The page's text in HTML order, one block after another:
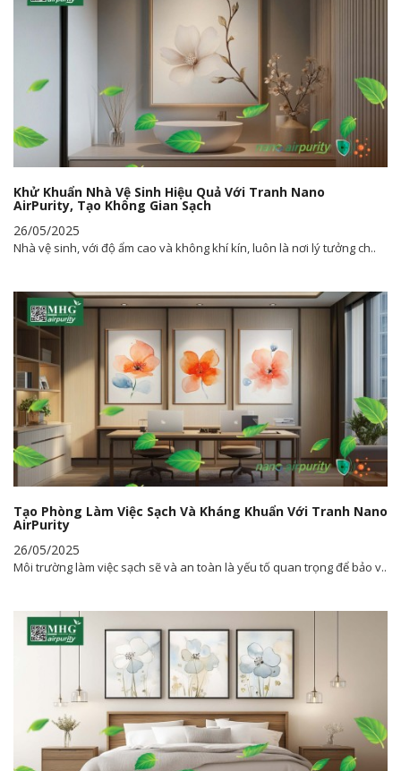
Khử Khuẩn Nhà Vệ Sinh Hiệu Quả Với Tranh Nano
AirPurity, Tạo Không Gian Sạch
26/05/2025
Nhà vệ sinh, với độ ẩm cao và không khí kín, luôn là nơi lý tưởng ch..
Tạo Phòng Làm Việc Sạch Và Kháng Khuẩn Với Tranh Nano
AirPurity
26/05/2025
Môi trường làm việc sạch sẽ và an toàn là yếu tố quan trọng để bảo v..